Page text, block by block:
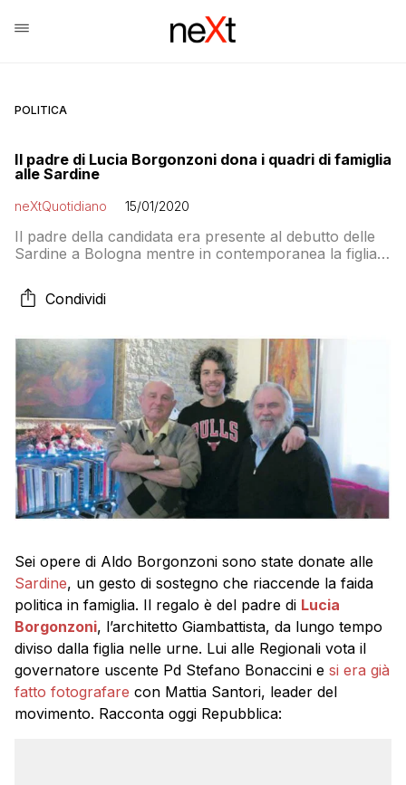
POLITICA
Il padre di Lucia Borgonzoni dona i quadri di famiglia
alle Sardine
neXtQuotidiano 15/01/2020
Il padre della candidata era presente al debutto delle
Sardine a Bologna mentre in contemporanea la figlia
incontrato Mattia Santori a fine anno
Condividi
Sei opere di Aldo Borgonzoni sono state donate alle
Sardine, un gesto di sostegno che riaccende la faida
politica in famiglia. Il regalo è del padre di Lucia
Borgonzoni, l’architetto Giambattista, da lungo tempo
diviso dalla figlia nelle urne. Lui alle Regionali vota il
governatore uscente Pd Stefano Bonaccini e si era già
fatto fotografare con Mattia Santori, leader del
movimento. Racconta oggi Repubblica: